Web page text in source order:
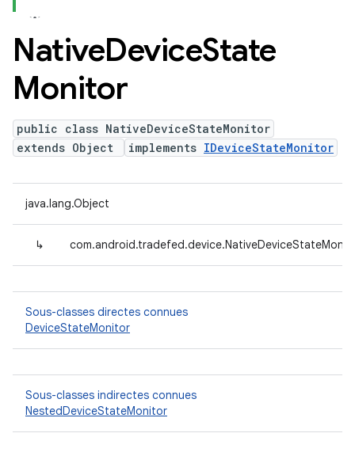
NativeDeviceState
Monitor
public class NativeDeviceStateMonitor
extends Object
implements IDeviceStateMonitor
java.lang.Object
↳
Sous-classes directes connues
DeviceStateMonitor
Sous-classes indirectes connues
NestedDeviceStateMonitor